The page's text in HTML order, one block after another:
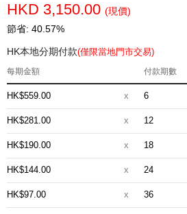
HKD 3,150.00 (現價)
節省: 40.57%
HK本地分期付款(僅限當地門市交易)
每期金額 付款期數
HK$559.00 x 6
HK$281.00 x 12
HK$190.00 x 18
HK$144.00 x 24
HK$97.00 x 36